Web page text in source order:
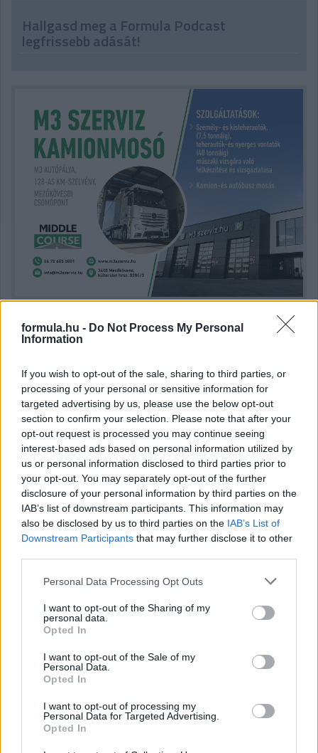
formula.hu - Do Not Process My Personal
Information
If you wish to opt-out of the sale, sharing to third parties, or
processing of your personal or sensitive information for
targeted advertising by us, please use the below opt-out
section to confirm your selection. Please note that after your
opt-out request is processed you may continue seeing
interest-based ads based on personal information utilized by
us or personal information disclosed to third parties prior to
your opt-out. You may separately opt-out of the further
disclosure of your personal information by third parties on the
IAB’s list of downstream participants. This information may
also be disclosed by us to third parties on the IAB’s List of
Downstream Participants that may further disclose it to other
Please note that this website/app uses one or more Google
not limited to your visit or usage behaviour. You may click to
grant or deny consent to Google and its third-party tags to
use your data for below specified purposes in below Google
consent section.
Personal Data Processing Opt Outs
I want to opt-out of the Sharing of my
personal data.
Opted In
I want to opt-out of the Sale of my
Personal Data.
Opted In
I want to opt-out of processing my
Personal Data for Targeted Advertising.
Opted In
Hallgasd meg a Formula Podcast
legfrissebb adását!
Kövess minket a Facebookon
Parc Fermé
13 órája
Montoya szerint Antonelli kedvessége sem segít
Russellen